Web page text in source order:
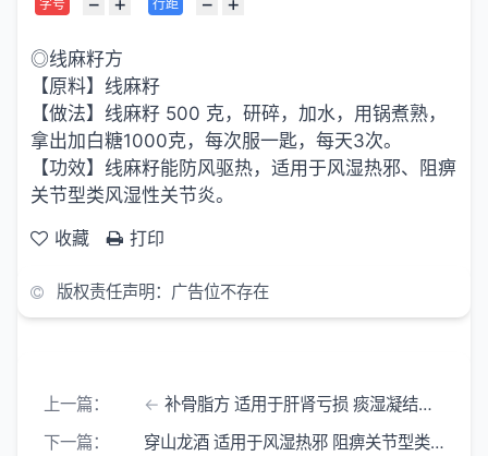
字号 行距
◎线麻籽方
【原料】线麻籽
【做法】线麻籽 500 克，研碎，加水，用锅煮熟，
拿出加白糖1000克，每次服一匙，每天3次。
【功效】线麻籽能防风驱热，适用于风湿热邪、阻痹
关节型类风湿性关节炎。
收藏
打印
版权责任声明：广告位不存在
上一篇：
补骨脂方 适用于肝肾亏损 痰湿凝结型类风湿性关节炎
下一篇：
穿山龙酒 适用于风湿热邪 阻痹关节型类风湿性关节炎